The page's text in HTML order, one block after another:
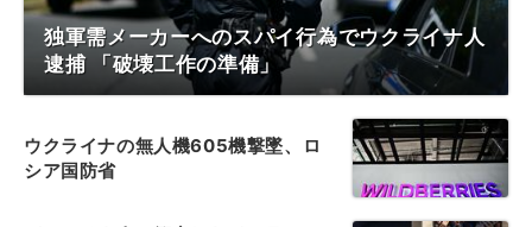
独軍需メーカーへのスパイ行為でウクライナ人
逮捕 「破壊工作の準備」
ウクライナの無人機605機撃墜、ロ
シア国防省